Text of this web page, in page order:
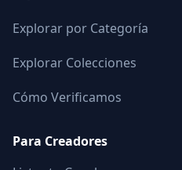
Explorar por Categoría
Explorar Colecciones
Cómo Verificamos
Para Creadores